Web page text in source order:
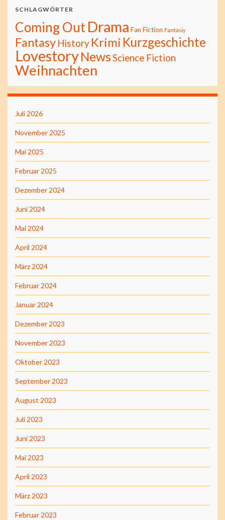
SCHLAGWÖRTER
Coming OutDrama Fan Fiction Fantasiy
Fantasy History Krimi Kurzgeschichte
LovestoryNewsScience Fiction
Weihnachten
Juli 2026
November 2025
Mai 2025
Februar 2025
Dezember 2024
Juni 2024
Mai 2024
April 2024
März 2024
Februar 2024
Januar 2024
Dezember 2023
November 2023
Oktober 2023
September 2023
August 2023
Juli 2023
Juni 2023
Mai 2023
April 2023
März 2023
Februar 2023